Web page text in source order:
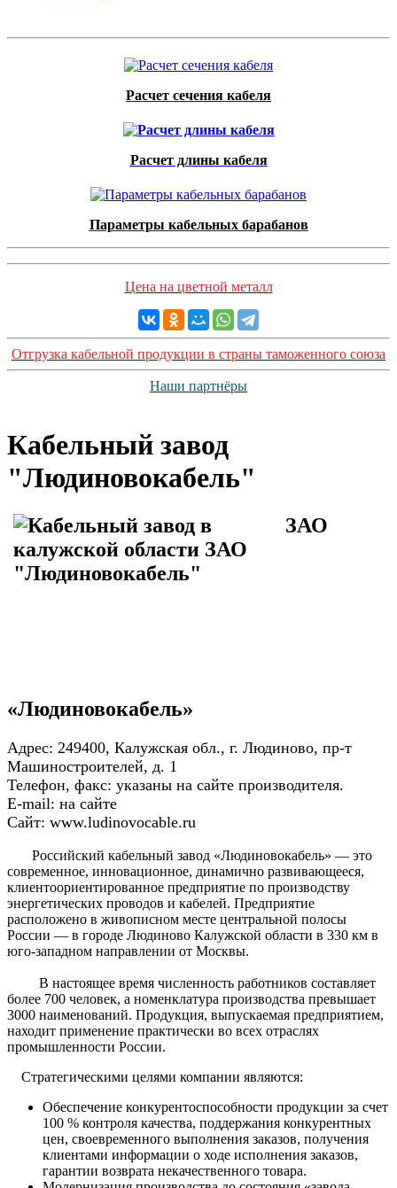
Расчет сечения кабеля
Расчет длины кабеля
Параметры кабельных барабанов
Цена на цветной металл
Отгрузка кабельной продукции в страны таможенного союза
Наши партнёры
Кабельный завод
"Людиновокабель"
ЗАО
«Людиновокабель»
Адрес: 249400, Калужская обл., г. Людиново, пр-т
Машиностроителей, д. 1
Телефон, факс: указаны на сайте производителя.
E-mail: на сайте
Сайт: www.ludinovocable.ru
Российский кабельный завод «Людиновокабель» — это
современное, инновационное, динамично развивающееся,
клиентоориентированное предприятие по производству
энергетических проводов и кабелей. Предприятие
расположено в живописном месте центральной полосы
России — в городе Людиново Калужской области в 330 км в
юго-западном направлении от Москвы.
В настоящее время численность работников составляет
более 700 человек, а номенклатура производства превышает
3000 наименований. Продукция, выпускаемая предприятием,
находит применение практически во всех отраслях
промышленности России.
Стратегическими целями компании являются:
Обеспечение конкурентоспособности продукции за счет
100 % контроля качества, поддержания конкурентных
цен, своевременного выполнения заказов, получения
клиентами информации о ходе исполнения заказов,
гарантии возврата некачественного товара.